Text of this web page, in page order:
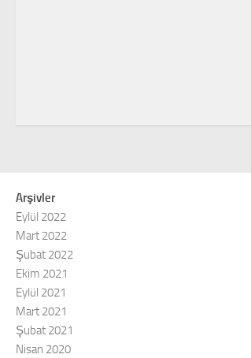
Arşivler
Eylül 2022
Mart 2022
Şubat 2022
Ekim 2021
Eylül 2021
Mart 2021
Şubat 2021
Nisan 2020